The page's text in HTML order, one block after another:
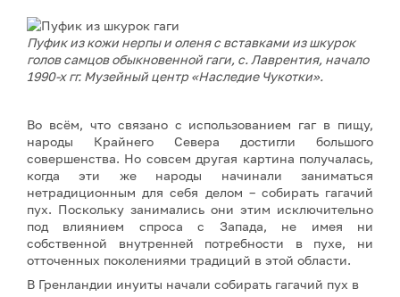
Пуфик из кожи нерпы и оленя с вставками из шкурок
голов самцов обыкновенной гаги, с. Лаврентия, начало
1990-х гг. Музейный центр «Наследие Чукотки».
Во всём, что связано с использованием гаг в пищу,
народы Крайнего Севера достигли большого
совершенства. Но совсем другая картина получалась,
когда эти же народы начинали заниматься
нетрадиционным для себя делом – собирать гагачий
пух. Поскольку занимались они этим исключительно
под влиянием спроса с Запада, не имея ни
собственной внутренней потребности в пухе, ни
отточенных поколениями традиций в этой области.
В Гренландии инуиты начали собирать гагачий пух в